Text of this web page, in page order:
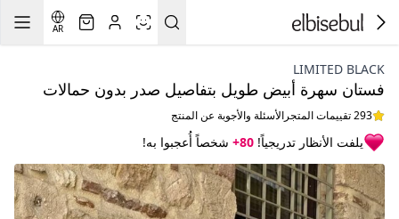
AR
LIMITED BLACK
فستان سهرة أبيض طويل بتفاصيل صدر بدون حمالات
293 تقييمات المتجر الأسئلة والأجوبة عن المنتج
يلفت الأنظار تدريجياً! 80+ شخصاً أُعجبوا به!